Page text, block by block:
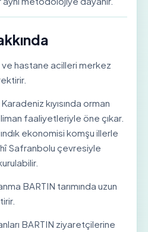
hastane acilleri merkez
kıyısında orman
faaliyetleriyle öne çıkar.
ekonomisi komşu illerle
Safranbolu çevresiyle
BARTIN tarımında uzun
BARTIN ziyaretçilerine